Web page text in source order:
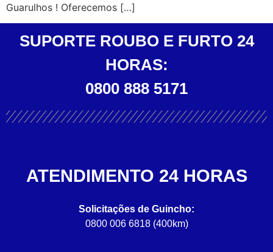
Guarulhos ! Oferecemos […]
SUPORTE ROUBO E FURTO 24
HORAS:
0800 888 5171
ATENDIMENTO 24 HORAS
Solicitações de Guincho:
0800 006 6818 (400km)